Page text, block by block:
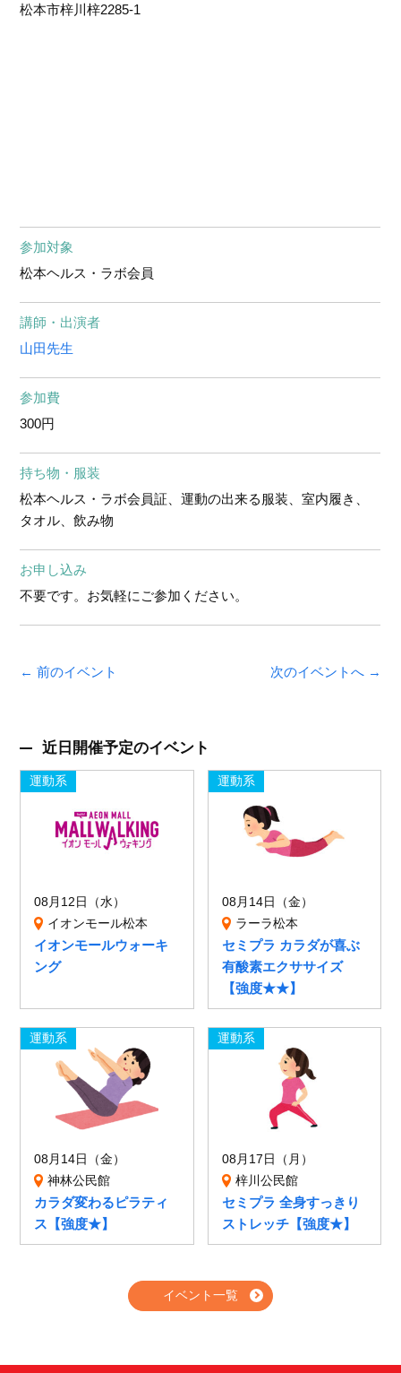
松本市梓川梓2285-1
参加対象
松本ヘルス・ラボ会員
講師・出演者
山田先生
参加費
300円
持ち物・服装
松本ヘルス・ラボ会員証、運動の出来る服装、室内履き、
タオル、飲み物
お申し込み
不要です。お気軽にご参加ください。
← 前のイベント 次のイベントへ →
近日開催予定のイベント
運動系
08月12日（水）
イオンモール松本
イオンモールウォーキ
ング
運動系
08月14日（金）
ラーラ松本
セミプラ カラダが喜ぶ
有酸素エクササイズ
【強度★★】
運動系
08月14日（金）
神林公民館
カラダ変わるピラティ
ス【強度★】
運動系
08月17日（月）
梓川公民館
セミプラ 全身すっきり
ストレッチ【強度★】
イベント一覧